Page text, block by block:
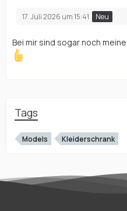
17. Juli 2026 um 15:41 Neu
Bei mir sind sogar noch
Tags
Models Kleiderschrank